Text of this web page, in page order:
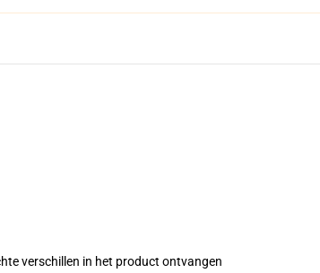
verschillen in het product ontvangen